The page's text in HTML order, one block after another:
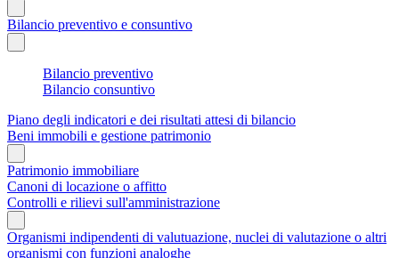
Bilancio preventivo e consuntivo
Bilancio preventivo
Bilancio consuntivo
Piano degli indicatori e dei risultati attesi di bilancio
Beni immobili e gestione patrimonio
Patrimonio immobiliare
Canoni di locazione o affitto
Controlli e rilievi sull'amministrazione
Organismi indipendenti di valutuazione, nuclei di valutazione o altri
organismi con funzioni analoghe